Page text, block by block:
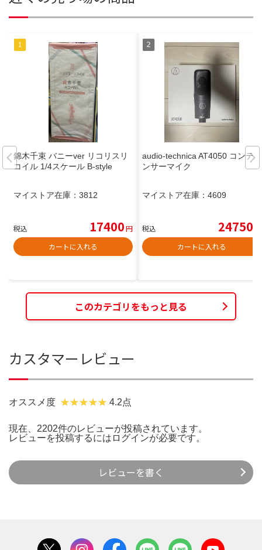
錦木千束 バニーver リコリスリ
コイル 1/4スケール B-style
マイストア在庫： 3812
税込 17400円
カートに入れる
audio-technica AT4050 コンデ
ンサーマイク
マイストア在庫： 4609
税込 24750
カートに入れる
このカテゴリをもっと見る
カスタマーレビュー
オススメ度 4.2点
現在、2202件のレビューが投稿されています。
レビューを投稿するには ログインが必要です。
レビューを書く